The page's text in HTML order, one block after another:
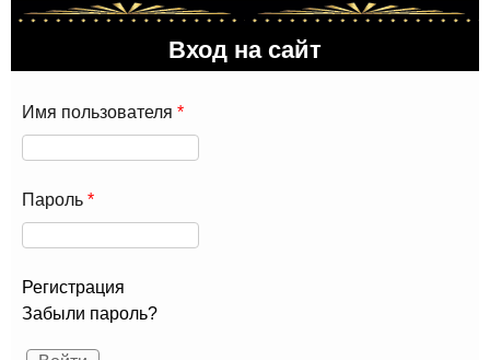
Вход на сайт
Имя пользователя *
Пароль *
Регистрация
Забыли пароль?